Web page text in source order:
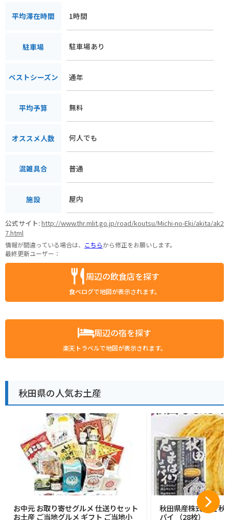
平均滞在時間 1時間
駐車場 駐車場あり
ベストシーズン 通年
平均予算 無料
オススメ人数 何人でも
混雑具合 普通
施設 屋内
公式サイト:http://www.thr.mlit.go.jp/road/koutsu/Michi-no-Eki/akita/ak2
7.html
情報が間違っている場合は、 こちらから修正をお願いします。
最終更新ユーザー：
周辺の飲食店を探す
食べログで地図が表示されます。
周辺の宿を探す
楽天トラベルで地図が表示されます。
秋田県の人気お土産
お中元 お取り寄せグルメ 仕送りセット
お土産 ご当地グルメ ギフト ご当地小
秋田県産株式会社 秋
パイ （28枚）